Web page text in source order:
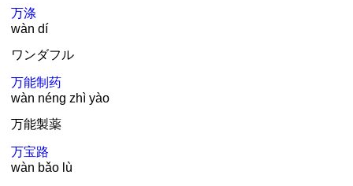
万涤
wàn dí
ワンダフル
万能制药
wàn néng zhì yào
万能製薬
万宝路
wàn bǎo lù